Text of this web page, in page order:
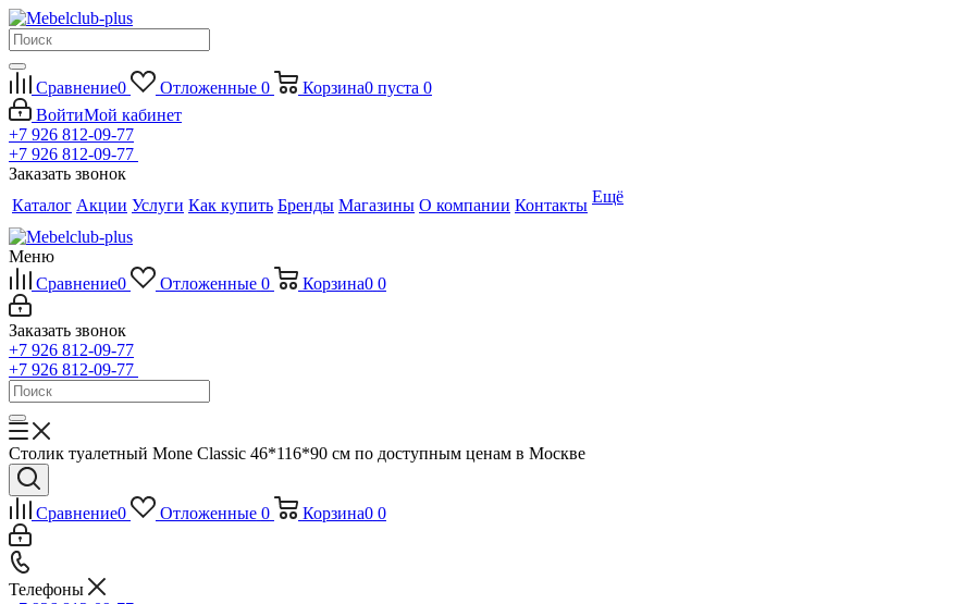
Сравнение0 Отложенные 0 Корзина0 пуста 0
ВойтиМой кабинет
+7 926 812-09-77
+7 926 812-09-77
Заказать звонок
Каталог Акции Услуги Как купить Бренды Магазины О компании Контакты Ещё
Меню
Сравнение0 Отложенные 0 Корзина0 0
Заказать звонок
+7 926 812-09-77
+7 926 812-09-77
Столик туалетный Mone Classic 46*116*90 см по доступным ценам в Москве
Сравнение0 Отложенные 0 Корзина0 0
Телефоны